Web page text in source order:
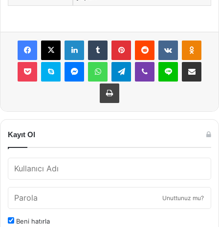
Facebook
X LinkedInTumblr PinterestReddit VKontakte
Pocket Skype MessengerWhatsAppTelegramViber Line E-Posta ile
Yazdır
Kayıt Ol
Unuttunuz mu?
Beni hatırla